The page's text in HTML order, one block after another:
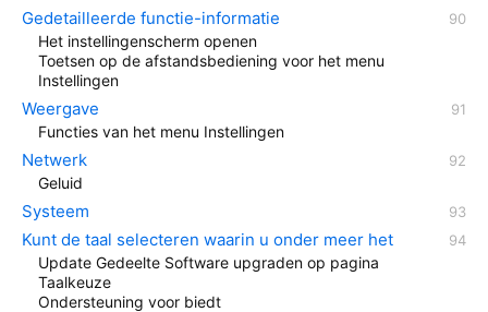
Gedetailleerde functie-informatie
Het instellingenscherm openen
Toetsen op de afstandsbediening voor het menu
Instellingen
Weergave
Functies van het menu Instellingen
Netwerk
Geluid
Systeem
Kunt de taal selecteren waarin u onder meer het
Update Gedeelte Software upgraden op pagina
Taalkeuze
Ondersteuning voor biedt